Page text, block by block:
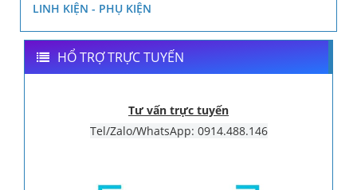
LINH KIỆN - PHỤ KIỆN
HỔ TRỢ TRỰC TUYẾN
Tư vấn trực tuyến
Tel/Zalo/WhatsApp: 0914.488.146